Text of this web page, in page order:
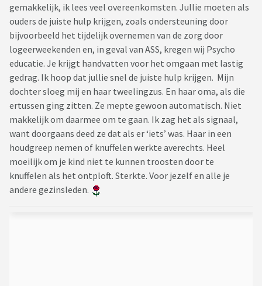
gemakkelijk, ik lees veel overeenkomsten. Jullie moeten als
ouders de juiste hulp krijgen, zoals ondersteuning door
bijvoorbeeld het tijdelijk overnemen van de zorg door
logeerweekenden en, in geval van ASS, kregen wij Psycho
educatie. Je krijgt handvatten voor het omgaan met lastig
gedrag. Ik hoop dat jullie snel de juiste hulp krijgen. Mijn
dochter sloeg mij en haar tweelingzus. En haar oma, als die
ertussen ging zitten. Ze mepte gewoon automatisch. Niet
makkelijk om daarmee om te gaan. Ik zag het als signaal,
want doorgaans deed ze dat als er ‘iets’ was. Haar in een
houdgreep nemen of knuffelen werkte averechts. Heel
moeilijk om je kind niet te kunnen troosten door te
knuffelen als het ontploft. Sterkte. Voor jezelf en alle je
andere gezinsleden.